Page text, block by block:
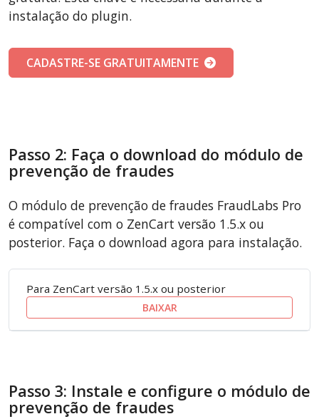
instalação do plugin.
CADASTRE-SE GRATUITAMENTE
Passo 2: Faça o download do módulo de
prevenção de fraudes
O módulo de prevenção de fraudes FraudLabs Pro
é compatível com o ZenCart versão 1.5.x ou
posterior. Faça o download agora para instalação.
Para ZenCart versão 1.5.x ou posterior
BAIXAR
Passo 3: Instale e configure o módulo de
prevenção de fraudes